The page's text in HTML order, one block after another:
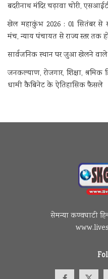
बदरीनाथ मंदिर चढ़ावा चोरी,
खेल महाकुंभ 2026 : 01 सितंबर से
मंच, न्याय पंचायत से राज्य स्तर तक
सार्वजनिक स्थान पर जुआ खेलने वाले
जनकल्याण, रोजगार, शिक्षा,
धामी कैबिनेट के ऐतिहासिक फैसले
सेमन्या कण्वघाटी